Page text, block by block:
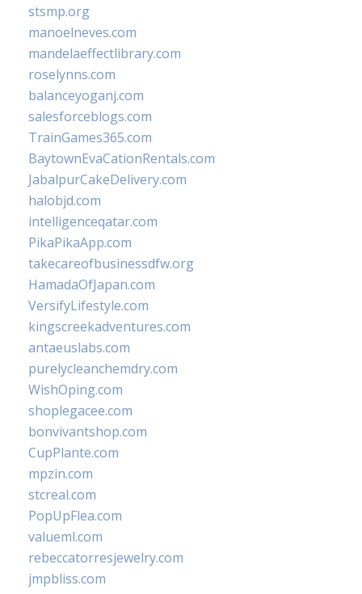
stsmp.org
manoelneves.com
mandelaeffectlibrary.com
roselynns.com
balanceyoganj.com
salesforceblogs.com
TrainGames365.com
BaytownEvaCationRentals.com
JabalpurCakeDelivery.com
halobjd.com
intelligenceqatar.com
PikaPikaApp.com
takecareofbusinessdfw.org
HamadaOfJapan.com
VersifyLifestyle.com
kingscreekadventures.com
antaeuslabs.com
purelycleanchemdry.com
WishOping.com
shoplegacee.com
bonvivantshop.com
CupPlante.com
mpzin.com
stcreal.com
PopUpFlea.com
valueml.com
rebeccatorresjewelry.com
jmpbliss.com